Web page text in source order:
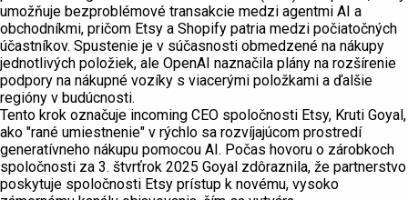
umožňuje bezproblémové transakcie medzi agentmi AI a
obchodníkmi, pričom Etsy a Shopify patria medzi počiatočných
účastníkov. Spustenie je v súčasnosti obmedzené na nákupy
jednotlivých položiek, ale OpenAI naznačila plány na rozšírenie
podpory na nákupné vozíky s viacerými položkami a ďalšie
regióny v budúcnosti.
Tento krok označuje incoming CEO spoločnosti Etsy, Kruti Goyal,
ako "rané umiestnenie" v rýchlo sa rozvíjajúcom prostredí
generatívneho nákupu pomocou AI. Počas hovoru o zárobkoch
spoločnosti za 3. štvrťrok 2025 Goyal zdôraznila, že partnerstvo
poskytuje spoločnosti Etsy prístup k novému, vysoko